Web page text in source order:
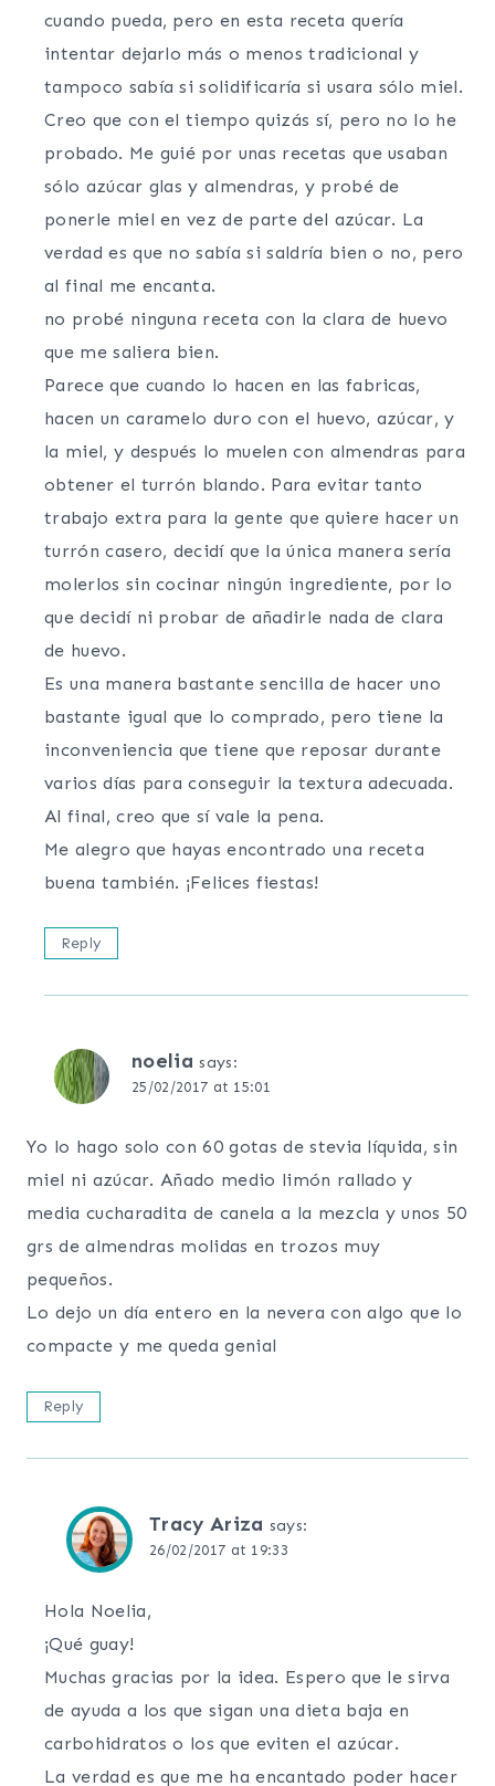
cuando pueda, pero en esta receta quería
intentar dejarlo más o menos tradicional y
tampoco sabía si solidificaría si usara sólo miel.
Creo que con el tiempo quizás sí, pero no lo he
probado. Me guié por unas recetas que usaban
sólo azúcar glas y almendras, y probé de
ponerle miel en vez de parte del azúcar. La
verdad es que no sabía si saldría bien o no, pero
al final me encanta.
no probé ninguna receta con la clara de huevo
que me saliera bien.
Parece que cuando lo hacen en las fabricas,
hacen un caramelo duro con el huevo, azúcar, y
la miel, y después lo muelen con almendras para
obtener el turrón blando. Para evitar tanto
trabajo extra para la gente que quiere hacer un
turrón casero, decidí que la única manera sería
molerlos sin cocinar ningún ingrediente, por lo
que decidí ni probar de añadirle nada de clara
de huevo.
Es una manera bastante sencilla de hacer uno
bastante igual que lo comprado, pero tiene la
inconveniencia que tiene que reposar durante
varios días para conseguir la textura adecuada.
Al final, creo que sí vale la pena.
Me alegro que hayas encontrado una receta
buena también. ¡Felices fiestas!
Reply
noelia says:
25/02/2017 at 15:01
Yo lo hago solo con 60 gotas de stevia líquida, sin
miel ni azúcar. Añado medio limón rallado y
media cucharadita de canela a la mezcla y unos 50
grs de almendras molidas en trozos muy
pequeños.
Lo dejo un día entero en la nevera con algo que lo
compacte y me queda genial
Reply
Tracy Ariza says:
26/02/2017 at 19:33
Hola Noelia,
¡Qué guay!
Muchas gracias por la idea. Espero que le sirva
de ayuda a los que sigan una dieta baja en
carbohidratos o los que eviten el azúcar.
La verdad es que me ha encantado poder hacer